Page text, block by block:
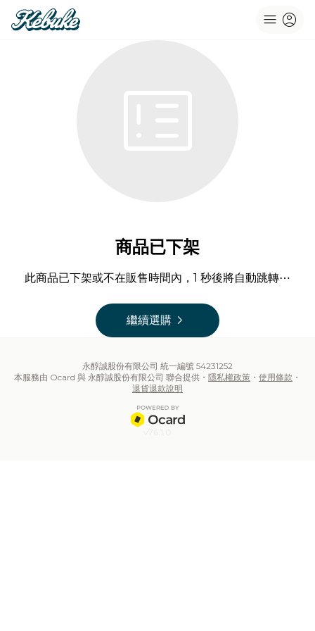
menu account_circle
商品已下架
此商品已下架或不在販售時間內，1 秒後將自動跳轉⋯
繼續選購 chevron_right
永醇誠股份有限公司 統一編號 54231252
本服務由 Ocard 與 永醇誠股份有限公司 聯合提供・ 隱私權政策 ・ 使用條款 ・
退貨退款說明